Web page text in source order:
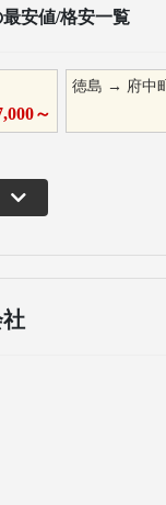
安値/格安一覧
～
徳島 → 府中町